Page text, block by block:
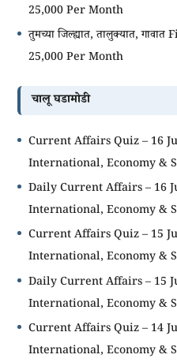
25,000 Per Month
तुमच्या जिल्ह्यात, तालुक्यात,
25,000 Per Month
चालू घडामोडी
Current Affairs Quiz – 16
International, Economy &
Daily Current Affairs – 16
International, Economy &
Current Affairs Quiz – 15
International, Economy &
Daily Current Affairs – 15
International, Economy &
Current Affairs Quiz – 14
International, Economy &